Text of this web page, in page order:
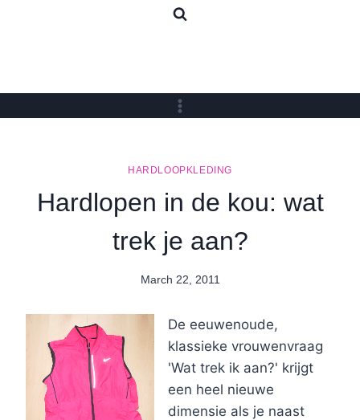
HARDLOOPKLEDING
Hardlopen in de kou: wat
trek je aan?
By
March 22, 2011
De eeuwenoude,
klassieke vrouwenvraag
'Wat trek ik aan?' krijgt
een heel nieuwe
dimensie als je naast